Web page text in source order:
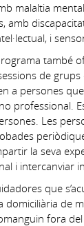
malaltia
amb
i
també
de grups
a persones
professional.
Les
la seva
i intercanviar
que
domiciliària de
fora